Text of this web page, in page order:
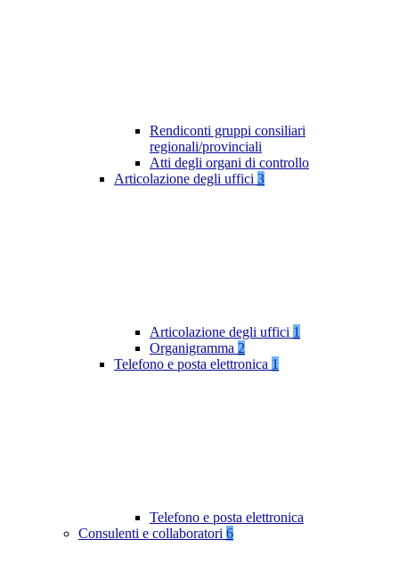
Rendiconti gruppi consiliari
regionali/provinciali
Atti degli organi di controllo
Articolazione degli uffici 3
Articolazione degli uffici 1
Organigramma 2
Telefono e posta elettronica 1
Telefono e posta elettronica
Consulenti e collaboratori 6